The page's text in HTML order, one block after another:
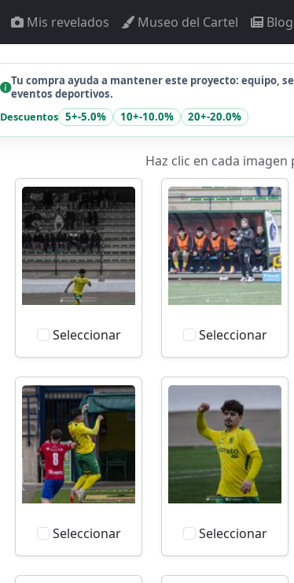
Mis revelados Museo del Cartel Blog
Tu compra ayuda a mantener este proyecto: equipo,
eventos deportivos.
Descuentos 5+-5.0% 10+-10.0% 20+-20.0%
Haz clic en cada
Seleccionar Seleccionar
Seleccionar Seleccionar